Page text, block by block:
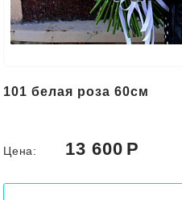
101 белая роза 60см
Цена: 13 600